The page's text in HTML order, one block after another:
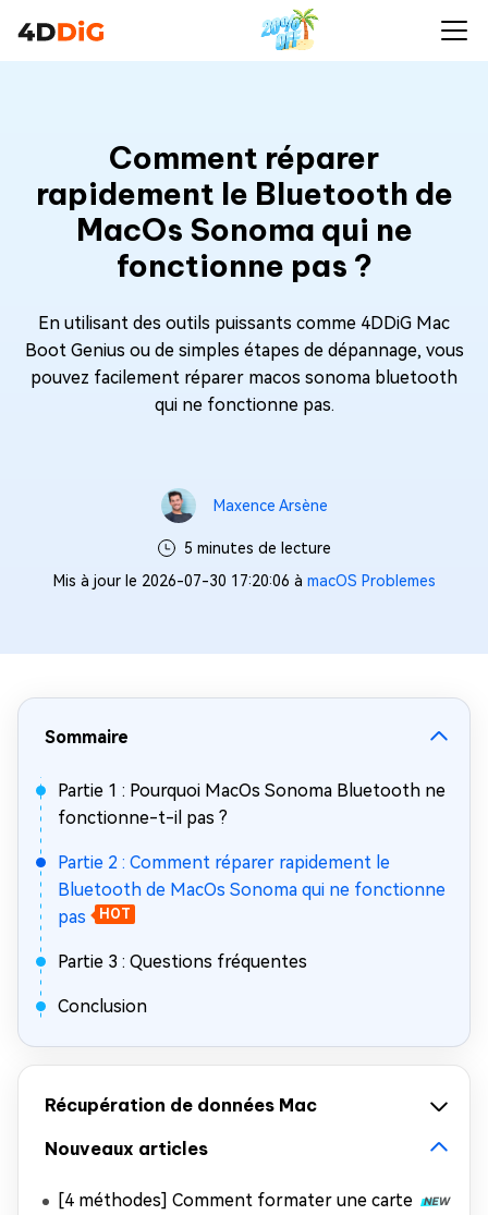
Comment réparer
rapidement le Bluetooth de
MacOs Sonoma qui ne
fonctionne pas ?
En utilisant des outils puissants comme 4DDiG Mac
Boot Genius ou de simples étapes de dépannage, vous
pouvez facilement réparer macos sonoma bluetooth
qui ne fonctionne pas.
Maxence Arsène
5 minutes de lecture
Mis à jour le 2026-07-30 17:20:06 à macOS Problemes
Sommaire
Partie 1 : Pourquoi MacOs Sonoma Bluetooth ne
fonctionne-t-il pas ?
Partie 2 : Comment réparer rapidement le
Bluetooth de MacOs Sonoma qui ne fonctionne
pas
HOT
Partie 3 : Questions fréquentes
Conclusion
Récupération de données Mac
Nouveaux articles
[4 méthodes] Comment formater une carte